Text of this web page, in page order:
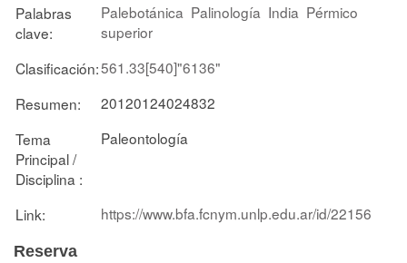
Palabras
clave:
Palebotánica Palinología India Pérmico
superior
Clasificación:561.33[540]"6136"
Resumen:
20120124024832
Tema
Principal /
Disciplina :
Paleontología
Link: https://www.bfa.fcnym.unlp.edu.ar/id/22156
Reserva